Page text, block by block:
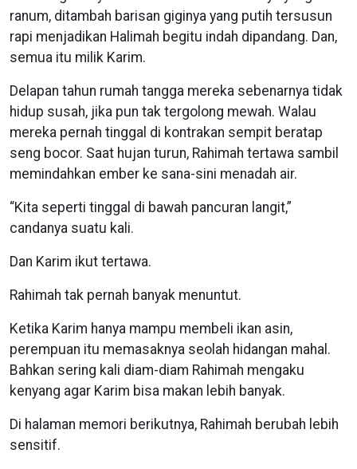
ranum, ditambah barisan giginya yang putih tersusun
rapi menjadikan Halimah begitu indah dipandang. Dan,
semua itu milik Karim.
Delapan tahun rumah tangga mereka sebenarnya tidak
hidup susah, jika pun tak tergolong mewah. Walau
mereka pernah tinggal di kontrakan sempit beratap
seng bocor. Saat hujan turun, Rahimah tertawa sambil
memindahkan ember ke sana-sini menadah air.
“Kita seperti tinggal di bawah pancuran langit,”
candanya suatu kali.
Dan Karim ikut tertawa.
Rahimah tak pernah banyak menuntut.
Ketika Karim hanya mampu membeli ikan asin,
perempuan itu memasaknya seolah hidangan mahal.
Bahkan sering kali diam-diam Rahimah mengaku
kenyang agar Karim bisa makan lebih banyak.
Di halaman memori berikutnya, Rahimah berubah lebih
sensitif.